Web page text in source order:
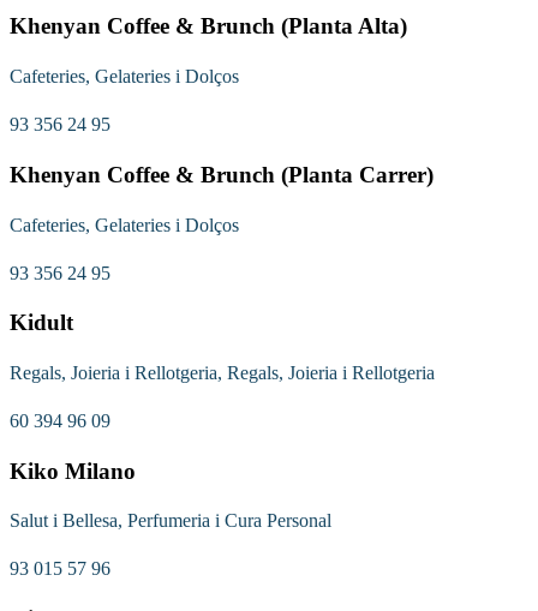
Khenyan Coffee & Brunch (Planta Alta)
Cafeteries, Gelateries i Dolços
93 356 24 95
Khenyan Coffee & Brunch (Planta Carrer)
Cafeteries, Gelateries i Dolços
93 356 24 95
Kidult
Regals, Joieria i Rellotgeria, Regals, Joieria i Rellotgeria
60 394 96 09
Kiko Milano
Salut i Bellesa, Perfumeria i Cura Personal
93 015 57 96